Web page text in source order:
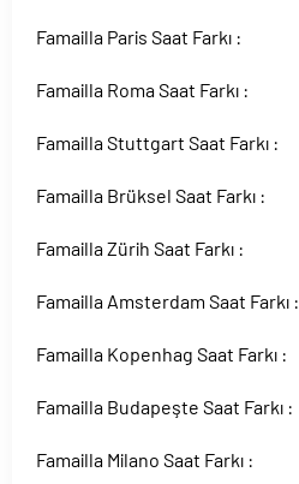
Famailla Paris Saat Farkı :
Famailla Roma Saat Farkı :
Famailla Stuttgart Saat Farkı :
Famailla Brüksel Saat Farkı :
Famailla Zürih Saat Farkı :
Famailla Amsterdam Saat Farkı :
Famailla Kopenhag Saat Farkı :
Famailla Budapeşte Saat Farkı :
Famailla Milano Saat Farkı :